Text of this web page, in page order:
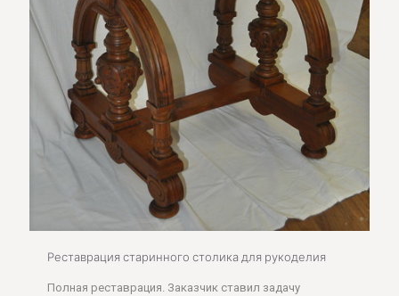
Реставрация старинного столика для рукоделия
Полная реставрация. Заказчик ставил задачу